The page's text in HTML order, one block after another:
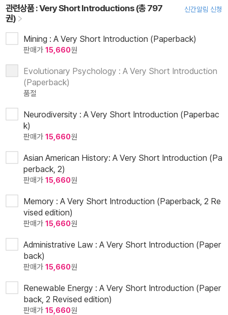
관련상품 :Very Short Introductions (총 797
권)
신간알림 신청
Mining : A Very Short Introduction (Paperback)
판매가 15,660원
Evolutionary Psychology : A Very Short Introduction
(Paperback)
품절
Neurodiversity : A Very Short Introduction (Paperbac
k)
판매가 15,660원
Asian American History: A Very Short Introduction (Pa
perback, 2)
판매가 15,660원
Memory : A Very Short Introduction (Paperback, 2 Re
vised edition)
판매가 15,660원
Administrative Law : A Very Short Introduction (Paper
back)
판매가 15,660원
Renewable Energy : A Very Short Introduction (Paper
back, 2 Revised edition)
판매가 15,660원